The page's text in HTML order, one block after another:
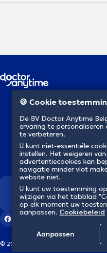
NL
© 2026 doctoranytime
🍪 Cookie
De BV Doctor Anytime
ervaring te personaliseren
te verbeteren.
U kunt niet-essentiële
instellen. Het weigeren
advertentiecookies kan
navigatie minder vlot
website niet.
U kunt uw toestemming
wijzigen via het tabblad
op elk moment uw
aanpassen. Cookiebeleid
Aanpassen